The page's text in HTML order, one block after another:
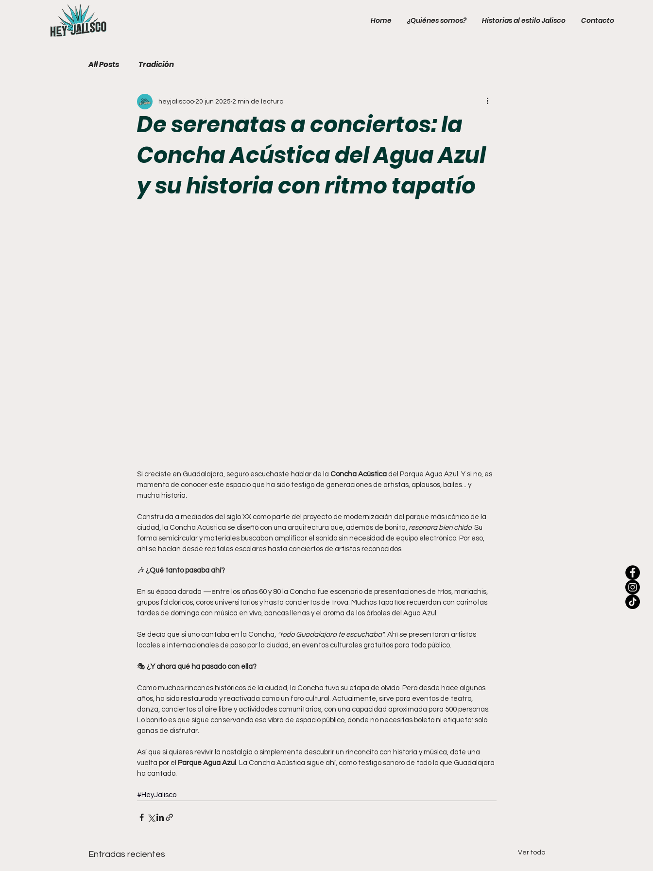
Home ¿Quiénes somos? Historias al estilo Jalisco Contacto
All Posts Tradición
De serenatas a conciertos: la
Concha Acústica del Agua Azul
y su historia con ritmo tapatío
heyjaliscoo 20 jun 2025 2 min de lectura
Si creciste en Guadalajara, seguro escuchaste hablar de la Concha Acústica del Parque Agua Azul. Y si no, es
momento de conocer este espacio que ha sido testigo de generaciones de artistas, aplausos, bailes... y
mucha historia.
Construida a mediados del siglo XX como parte del proyecto de modernización del parque más icónico de la
ciudad, la Concha Acústica se diseñó con una arquitectura que, además de bonita, resonara bien chido. Su
forma semicircular y materiales buscaban amplificar el sonido sin necesidad de equipo electrónico. Por eso,
ahí se hacían desde recitales escolares hasta conciertos de artistas reconocidos.
🎶 ¿Qué tanto pasaba ahí?
En su época dorada —entre los años 60 y 80 la Concha fue escenario de presentaciones de tríos, mariachis,
grupos folclóricos, coros universitarios y hasta conciertos de trova. Muchos tapatíos recuerdan con cariño las
tardes de domingo con música en vivo, bancas llenas y el aroma de los árboles del Agua Azul.
Se decía que si uno cantaba en la Concha, "todo Guadalajara te escuchaba". Ahí se presentaron artistas
locales e internacionales de paso por la ciudad, en eventos culturales gratuitos para todo público.
🎭 ¿Y ahora qué ha pasado con ella?
Como muchos rincones históricos de la ciudad, la Concha tuvo su etapa de olvido. Pero desde hace algunos
años, ha sido restaurada y reactivada como un foro cultural. Actualmente, sirve para eventos de teatro,
danza, conciertos al aire libre y actividades comunitarias, con una capacidad aproximada para 500 personas.
Lo bonito es que sigue conservando esa vibra de espacio público, donde no necesitas boleto ni etiqueta: solo
ganas de disfrutar.
Así que si quieres revivir la nostalgia o simplemente descubrir un rinconcito con historia y música, date una
vuelta por el Parque Agua Azul . La Concha Acústica sigue ahí, como testigo sonoro de todo lo que Guadalajara
ha cantado.
#HeyJalisco
Entradas recientes Ver todo